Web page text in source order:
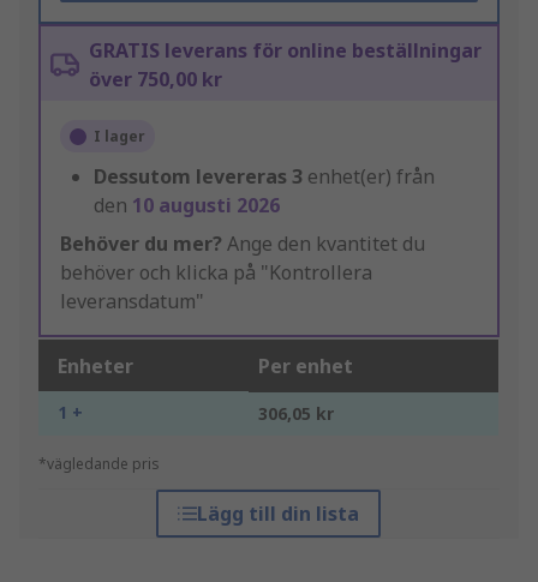
GRATIS leverans för online beställningar
över 750,00 kr
I lager
Dessutom levereras 3 enhet(er) från
den 10 augusti 2026
Behöver du mer? Ange den kvantitet du
behöver och klicka på "Kontrollera
leveransdatum"
Enheter Per enhet
1 + 306,05 kr
*vägledande pris
Lägg till din lista